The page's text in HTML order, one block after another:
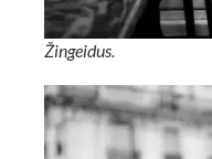
Žingeidus.